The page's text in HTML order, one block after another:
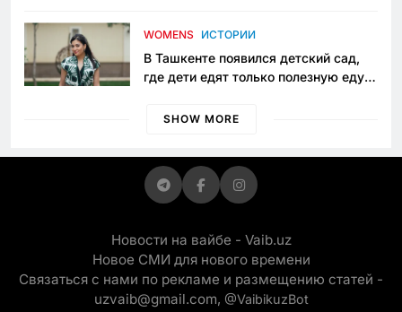
приговору
WOMENS ИСТОРИИ
В Ташкенте появился детский сад,
где дети едят только полезную еду.
просить «кашу без сахара»
SHOW MORE
Новости на вайбе - Vaib.uz
Новое СМИ для нового времени
Связаться с нами по рекламе и размещению статей -
uzvaib@gmail.com, @VaibikuzBot